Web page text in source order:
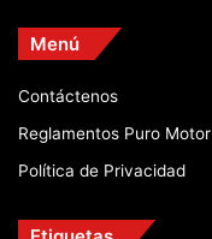
Menú
Contáctenos
Reglamentos Puro Motor
Política de Privacidad